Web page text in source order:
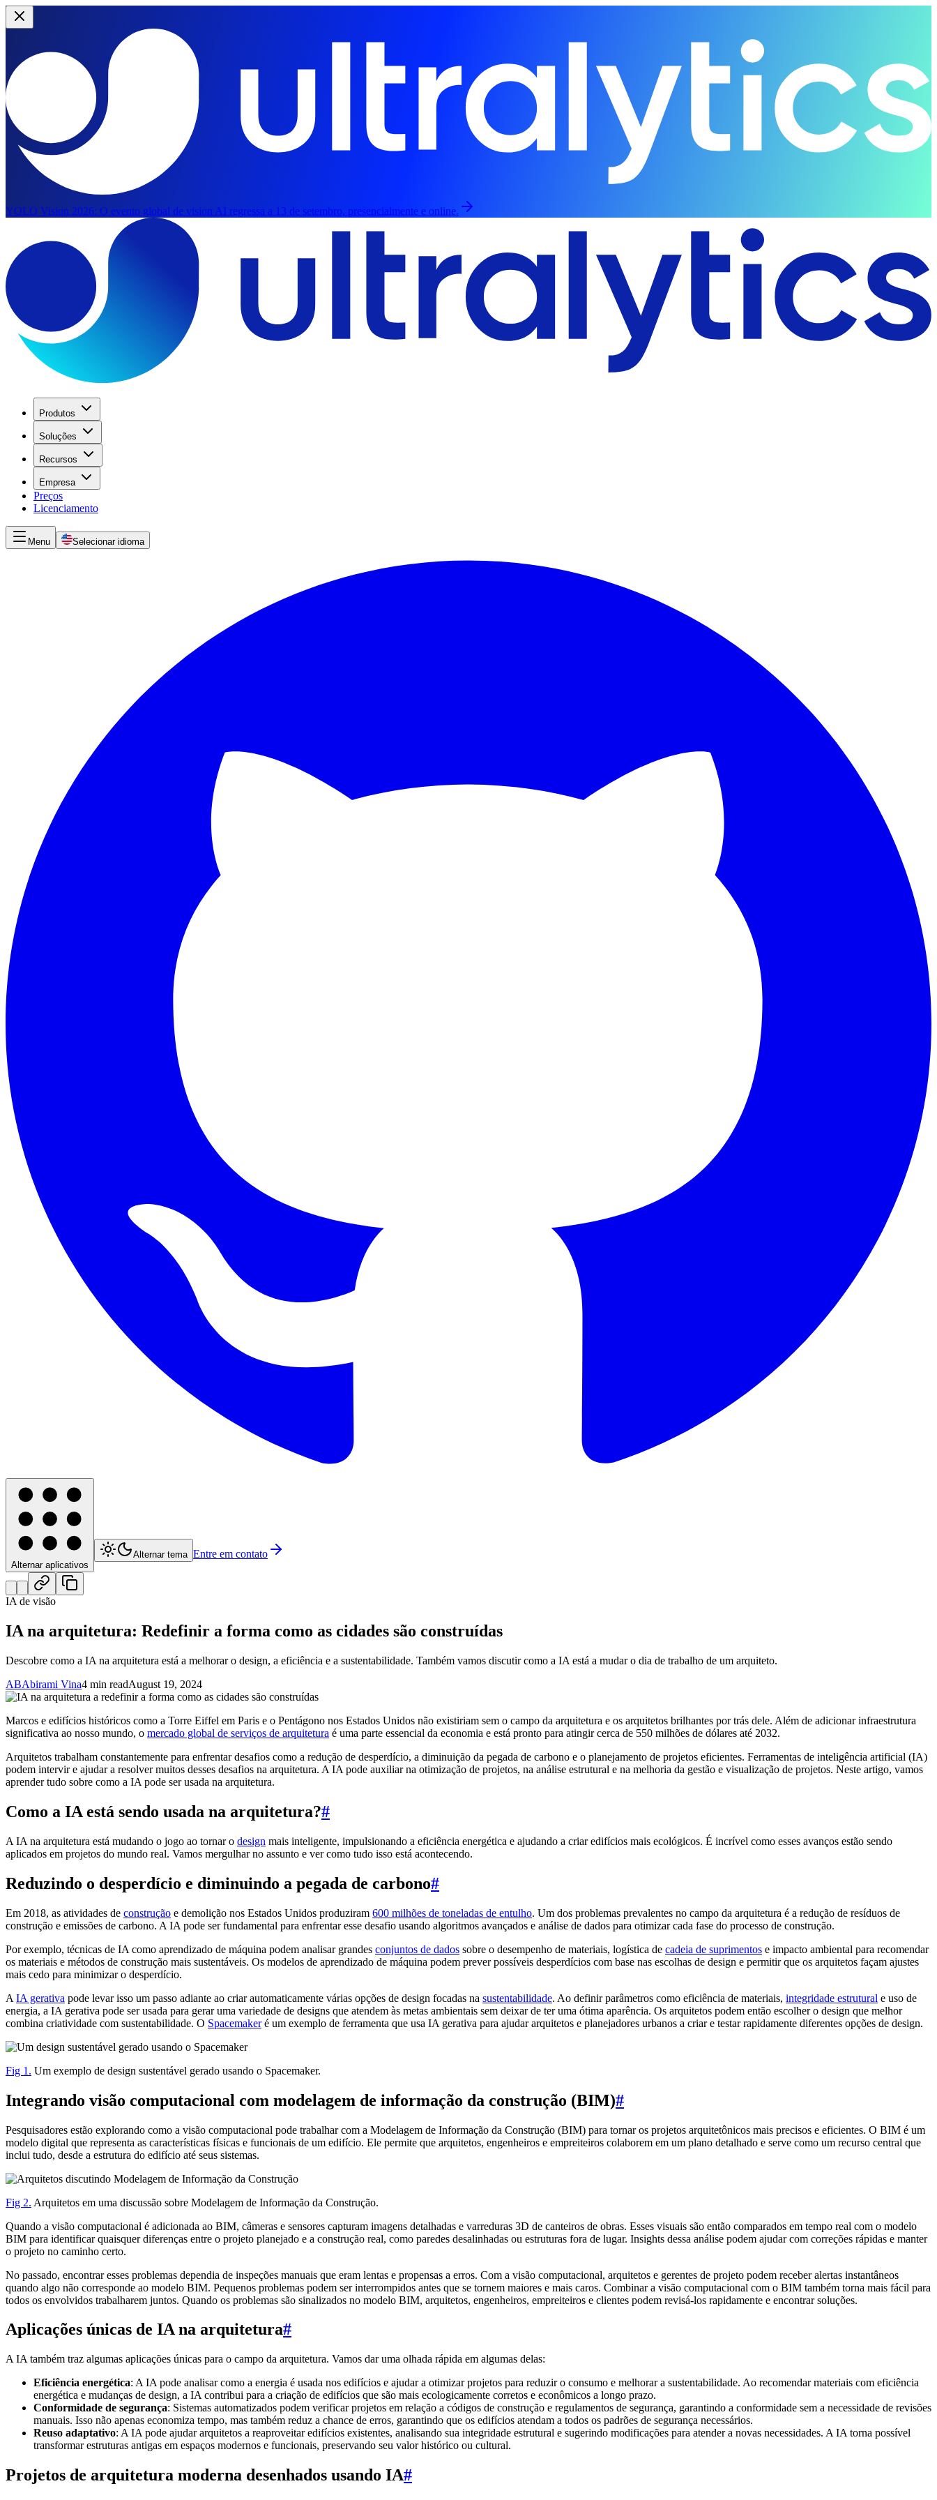
YOLO Vision 2026: O evento global de vision AI regressa a 13 de setembro, presencialmente e online.
Produtos
Soluções
Recursos
Empresa
Preços
Licenciamento
Menu Selecionar idioma
Alternar aplicativos
Alternar tema Entre em contato
IA de visão
IA na arquitetura: Redefinir a forma como as cidades são construídas
Descobre como a IA na arquitetura está a melhorar o design, a eficiência e a sustentabilidade. Também vamos discutir como a IA está a mudar o dia de trabalho de um arquiteto.
ABAbirami Vina4 min readAugust 19, 2024
Marcos e edifícios históricos como a Torre Eiffel em Paris e o Pentágono nos Estados Unidos não existiriam sem o campo da arquitetura e os arquitetos brilhantes por trás dele. Além de adicionar infraestrutura
significativa ao nosso mundo, o mercado global de serviços de arquitetura é uma parte essencial da economia e está pronto para atingir cerca de 550 milhões de dólares até 2032.
Arquitetos trabalham constantemente para enfrentar desafios como a redução de desperdício, a diminuição da pegada de carbono e o planejamento de projetos eficientes. Ferramentas de inteligência artificial (IA)
podem intervir e ajudar a resolver muitos desses desafios na arquitetura. A IA pode auxiliar na otimização de projetos, na análise estrutural e na melhoria da gestão e visualização de projetos. Neste artigo, vamos
aprender tudo sobre como a IA pode ser usada na arquitetura.
Como a IA está sendo usada na arquitetura?#
A IA na arquitetura está mudando o jogo ao tornar o design mais inteligente, impulsionando a eficiência energética e ajudando a criar edifícios mais ecológicos. É incrível como esses avanços estão sendo
aplicados em projetos do mundo real. Vamos mergulhar no assunto e ver como tudo isso está acontecendo.
Reduzindo o desperdício e diminuindo a pegada de carbono#
Em 2018, as atividades de construção e demolição nos Estados Unidos produziram 600 milhões de toneladas de entulho. Um dos problemas prevalentes no campo da arquitetura é a redução de resíduos de
construção e emissões de carbono. A IA pode ser fundamental para enfrentar esse desafio usando algoritmos avançados e análise de dados para otimizar cada fase do processo de construção.
Por exemplo, técnicas de IA como aprendizado de máquina podem analisar grandes conjuntos de dados sobre o desempenho de materiais, logística de cadeia de suprimentos e impacto ambiental para recomendar
os materiais e métodos de construção mais sustentáveis. Os modelos de aprendizado de máquina podem prever possíveis desperdícios com base nas escolhas de design e permitir que os arquitetos façam ajustes
mais cedo para minimizar o desperdício.
A IA gerativa pode levar isso um passo adiante ao criar automaticamente várias opções de design focadas na sustentabilidade. Ao definir parâmetros como eficiência de materiais, integridade estrutural e uso de
energia, a IA gerativa pode ser usada para gerar uma variedade de designs que atendem às metas ambientais sem deixar de ter uma ótima aparência. Os arquitetos podem então escolher o design que melhor
combina criatividade com sustentabilidade. O Spacemakeré um exemplo de ferramenta que usa IA gerativa para ajudar arquitetos e planejadores urbanos a criar e testar rapidamente diferentes opções de design.
Fig 1. Um exemplo de design sustentável gerado usando o Spacemaker.
Integrando visão computacional com modelagem de informação da construção (BIM)#
Pesquisadores estão explorando como a visão computacional pode trabalhar com a Modelagem de Informação da Construção (BIM) para tornar os projetos arquitetônicos mais precisos e eficientes. O BIM é um
modelo digital que representa as características físicas e funcionais de um edifício. Ele permite que arquitetos, engenheiros e empreiteiros colaborem em um plano detalhado e serve como um recurso central que
inclui tudo, desde a estrutura do edifício até seus sistemas.
Fig 2. Arquitetos em uma discussão sobre Modelagem de Informação da Construção.
Quando a visão computacional é adicionada ao BIM, câmeras e sensores capturam imagens detalhadas e varreduras 3D de canteiros de obras. Esses visuais são então comparados em tempo real com o modelo
BIM para identificar quaisquer diferenças entre o projeto planejado e a construção real, como paredes desalinhadas ou estruturas fora de lugar. Insights dessa análise podem ajudar com correções rápidas e manter
o projeto no caminho certo.
No passado, encontrar esses problemas dependia de inspeções manuais que eram lentas e propensas a erros. Com a visão computacional, arquitetos e gerentes de projeto podem receber alertas instantâneos
quando algo não corresponde ao modelo BIM. Pequenos problemas podem ser interrompidos antes que se tornem maiores e mais caros. Combinar a visão computacional com o BIM também torna mais fácil para
todos os envolvidos trabalharem juntos. Quando os problemas são sinalizados no modelo BIM, arquitetos, engenheiros, empreiteiros e clientes podem revisá-los rapidamente e encontrar soluções.
Aplicações únicas de IA na arquitetura#
A IA também traz algumas aplicações únicas para o campo da arquitetura. Vamos dar uma olhada rápida em algumas delas:
Eficiência energética: A IA pode analisar como a energia é usada nos edifícios e ajudar a otimizar projetos para reduzir o consumo e melhorar a sustentabilidade. Ao recomendar materiais com eficiência
energética e mudanças de design, a IA contribui para a criação de edifícios que são mais ecologicamente corretos e econômicos a longo prazo.
Conformidade de segurança: Sistemas automatizados podem verificar projetos em relação a códigos de construção e regulamentos de segurança, garantindo a conformidade sem a necessidade de revisões
manuais. Isso não apenas economiza tempo, mas também reduz a chance de erros, garantindo que os edifícios atendam a todos os padrões de segurança necessários.
Reuso adaptativo: A IA pode ajudar arquitetos a reaproveitar edifícios existentes, analisando sua integridade estrutural e sugerindo modificações para atender a novas necessidades. A IA torna possível
transformar estruturas antigas em espaços modernos e funcionais, preservando seu valor histórico ou cultural.
Projetos de arquitetura moderna desenhados usando IA#